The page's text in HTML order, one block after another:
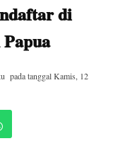
di
pada tanggalKamis, 12